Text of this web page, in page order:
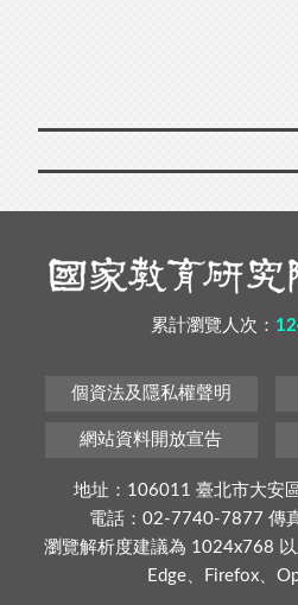
累計瀏覽人次：
個資法及隱私權聲明
網站資料開放宣告
地址：106011 臺北市大安
電話：02-7740-7877 傳
瀏覽解析度建議為 1024x768 以
Edge、Firefox、